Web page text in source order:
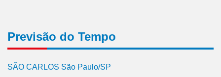
Previsão do Tempo
SÃO CARLOS São Paulo/SP